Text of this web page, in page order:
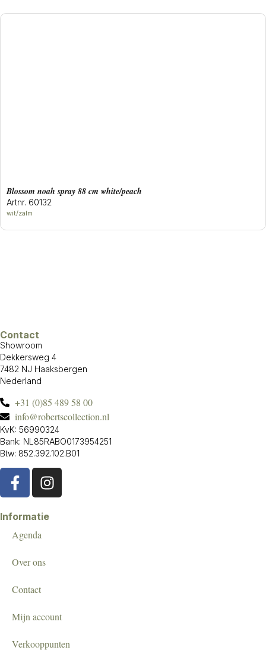
blossom noah spray 88 cm white/peach
Artnr. 60132
wit/zalm
Contact
Showroom
Dekkersweg 4
7482 NJ Haaksbergen
Nederland
+31 (0)85 489 58 00
info@robertscollection.nl
KvK: 56990324
Bank: NL85RABO0173954251
Btw: 852.392.102.B01
Informatie
Agenda
Over ons
Contact
Mijn account
Verkooppunten